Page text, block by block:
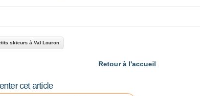
skieurs à Val Louron
Retour à l'accueil
cet article